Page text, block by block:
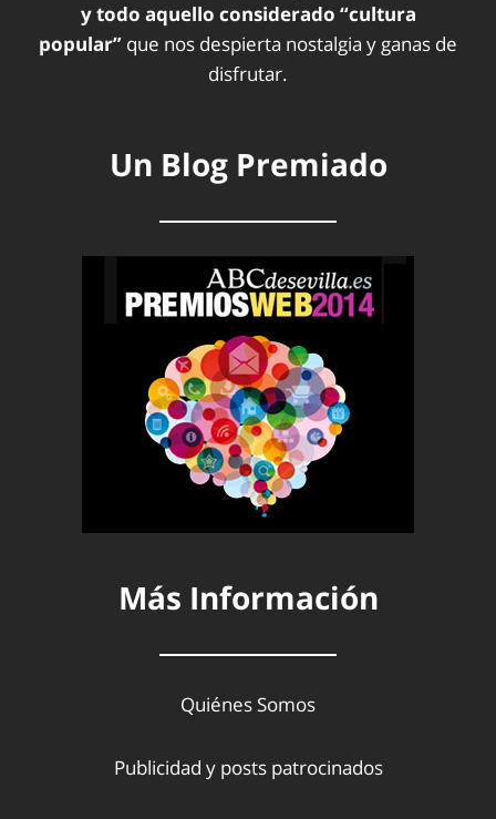
y todo aquello considerado “cultura
popular” que nos despierta nostalgia y ganas de
disfrutar.
Un Blog Premiado
Más Información
Quiénes Somos
Publicidad y posts patrocinados